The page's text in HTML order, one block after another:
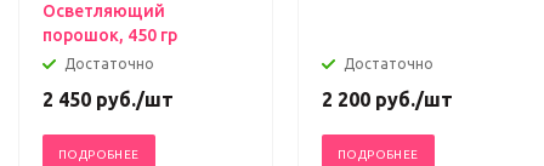
Осветляющий
порошок, 450 гр
Достаточно
2 450 руб./шт
ПОДРОБНЕЕ
Достаточно
2 200 руб./шт
ПОДРОБНЕЕ